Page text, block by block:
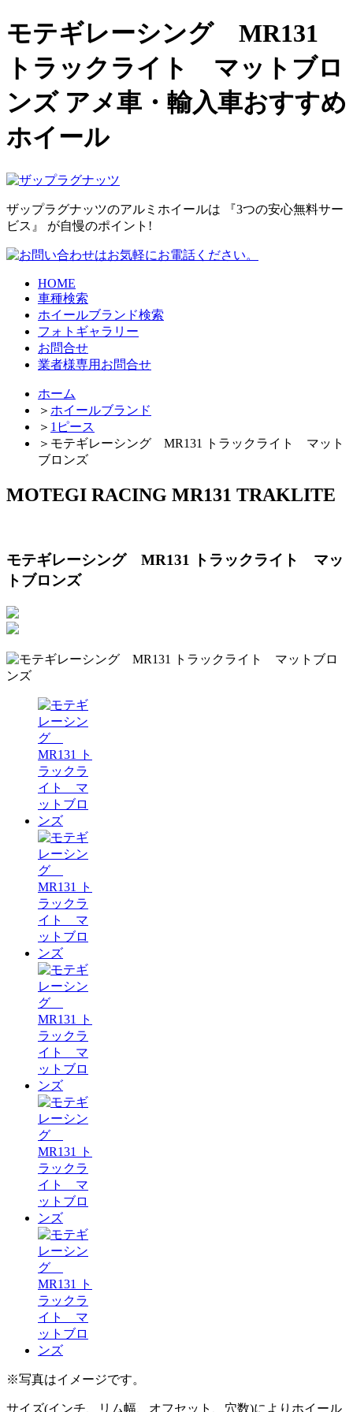
モテギレーシング MR131
トラックライト マットブロ
ンズ アメ車・輸入車おすすめ
ホイール
ザップラグナッツのアルミホイールは
『3つの安心無料サー
ビス』 が自慢のポイント!
HOME
車種検索
ホイールブランド検索
フォトギャラリー
お問合せ
業者様専用お問合せ
ホーム
＞ ホイールブランド
＞ 1ピース
＞ モテギレーシング MR131 トラックライト マット
ブロンズ
MOTEGI RACING MR131 TRAKLITE
モテギレーシング MR131 トラックライト マッ
トブロンズ
※写真はイメージです。
サイズ(インチ、リム幅、オフセット、穴数)によりホイール